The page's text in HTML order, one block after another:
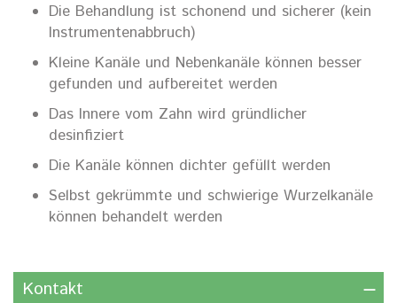
Die Behandlung ist schonend und sicherer (kein
Instrumentenabbruch)
Kleine Kanäle und Nebenkanäle können besser
gefunden und aufbereitet werden
Das Innere vom Zahn wird gründlicher
desinfiziert
Die Kanäle können dichter gefüllt werden
Selbst gekrümmte und schwierige Wurzelkanäle
können behandelt werden
Kontakt